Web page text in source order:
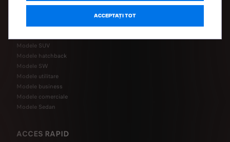
Peugeot Sport Engineered
Modele plug-in hybrid
Modele SUV
Modele hatchback
Modele SW
Modele utilitare
Modele business
Modele comerciale
Modele Sedan
ACCES RAPID
ACCEPTAȚI TOT